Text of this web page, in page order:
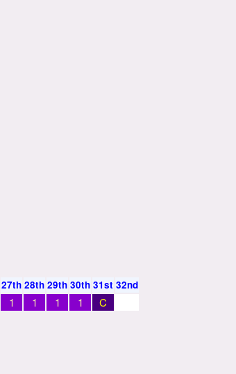
27th 28th 29th 30th 31st 32nd
1 1 1 1 C